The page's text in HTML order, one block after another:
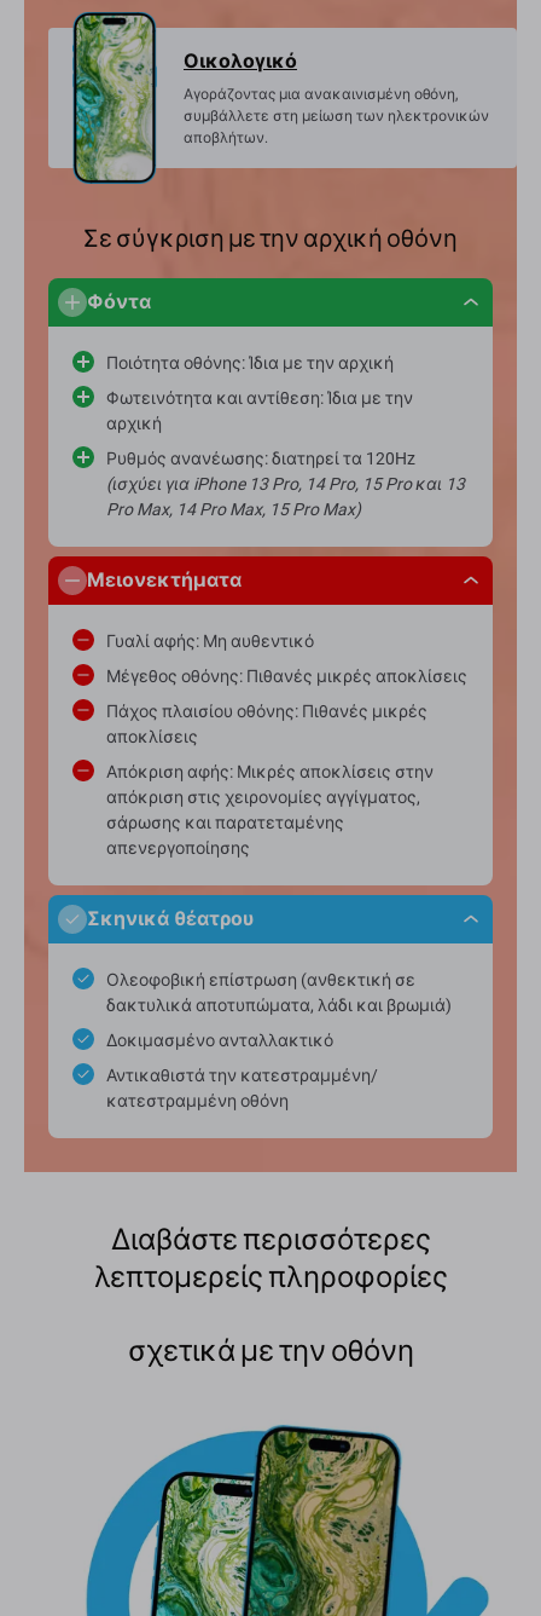
Οικολογικό
Αγοράζοντας μια ανακαινισμένη οθόνη,
συμβάλλετε στη μείωση των ηλεκτρονικών
αποβλήτων.
Σε σύγκριση με την αρχική οθόνη
Φόντα
Ποιότητα οθόνης: Ίδια με την αρχική
Φωτεινότητα και αντίθεση: Ίδια με την
αρχική
Ρυθμός ανανέωσης: διατηρεί τα 120Hz
(ισχύει για iPhone 13 Pro, 14 Pro, 15 Pro και 13
Pro Max, 14 Pro Max, 15 Pro Max)
Μειονεκτήματα
Γυαλί αφής: Μη αυθεντικό
Μέγεθος οθόνης: Πιθανές μικρές αποκλίσεις
Πάχος πλαισίου οθόνης: Πιθανές μικρές
αποκλίσεις
Απόκριση αφής: Μικρές αποκλίσεις στην
απόκριση στις χειρονομίες αγγίγματος,
σάρωσης και παρατεταμένης
απενεργοποίησης
Σκηνικά θέατρου
Ολεοφοβική επίστρωση (ανθεκτική σε
δακτυλικά αποτυπώματα, λάδι και βρωμιά)
Δοκιμασμένο ανταλλακτικό
Αντικαθιστά την κατεστραμμένη/
κατεστραμμένη οθόνη
Διαβάστε περισσότερες
λεπτομερείς πληροφορίες
σχετικά με την οθόνη